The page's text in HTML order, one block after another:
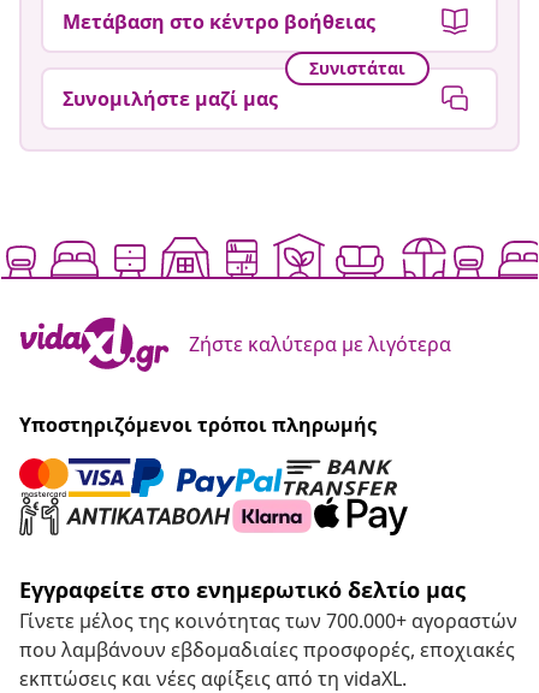
Μετάβαση στο κέντρο βοήθειας
Συνιστάται
Συνομιλήστε μαζί μας
Ζήστε καλύτερα με λιγότερα
Υποστηριζόμενοι τρόποι πληρωμής
Εγγραφείτε στο ενημερωτικό δελτίο μας
Γίνετε μέλος της κοινότητας των 700.000+ αγοραστών
που λαμβάνουν εβδομαδιαίες προσφορές, εποχιακές
εκπτώσεις και νέες αφίξεις από τη vidaXL.